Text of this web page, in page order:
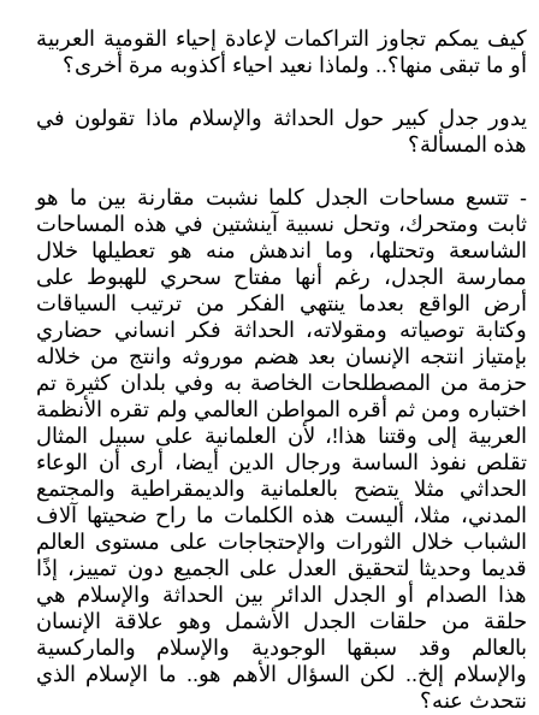
كيف يمكم تجاوز التراكمات لإعادة إحياء القومية العربية
أو ما تبقى منها؟.. ولماذا نعيد احياء أكذوبه مرة أخرى؟
يدور جدل كبير حول الحداثة والإسلام ماذا تقولون في
هذه المسألة؟
- تتسع مساحات الجدل كلما نشبت مقارنة بين ما هو
ثابت ومتحرك، وتحل نسبية آينشتين في هذه المساحات
الشاسعة وتحتلها، وما اندهش منه هو تعطيلها خلال
ممارسة الجدل، رغم أنها مفتاح سحري للهبوط على
أرض الواقع بعدما ينتهي الفكر من ترتيب السياقات
وكتابة توصياته ومقولاته، الحداثة فكر انساني حضاري
بإمتياز انتجه الإنسان بعد هضم موروثه وانتج من خلاله
حزمة من المصطلحات الخاصة به وفي بلدان كثيرة تم
اختباره ومن ثم أقره المواطن العالمي ولم تقره الأنظمة
العربية إلى وقتنا هذا!، لأن العلمانية على سبيل المثال
تقلص نفوذ الساسة ورجال الدين أيضا، أرى أن الوعاء
الحداثي مثلا يتضح بالعلمانية والديمقراطية والمجتمع
المدني، مثلا، أليست هذه الكلمات ما راح ضحيتها آلاف
الشباب خلال الثورات والإحتجاجات على مستوى العالم
قديما وحديثا لتحقيق العدل على الجميع دون تمييز، إذًا
هذا الصدام أو الجدل الدائر بين الحداثة والإسلام هي
حلقة من حلقات الجدل الأشمل وهو علاقة الإنسان
بالعالم وقد سبقها الوجودية والإسلام والماركسية
والإسلام إلخ.. لكن السؤال الأهم هو.. ما الإسلام الذي
نتحدث عنه؟